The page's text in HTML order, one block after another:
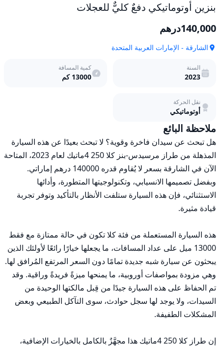
بنزين أوتوماتيكي دفعٌ كليٌّ للعجلات
140,000درهم
الشارقة - الإمارات العربية المتحدة
السنة
2023
كمية المسافة
13000 كم
نقل الحركة
أوتوماتيكي
ملاحظة البائع